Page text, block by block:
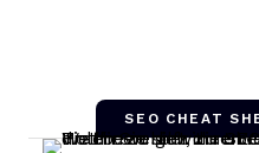
SEO CHEAT